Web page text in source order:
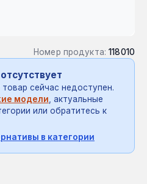
Номер продукта: 118010
сейчас недоступен.
модели , актуальные
или обратитесь к
в категории